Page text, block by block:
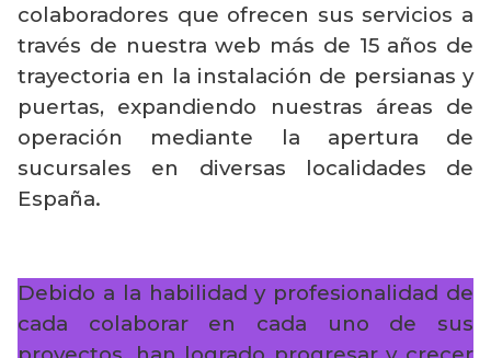
colaboradores que ofrecen sus servicios a
través de nuestra web más de 15 años de
trayectoria en la instalación de persianas y
puertas, expandiendo nuestras áreas de
operación mediante la apertura de
sucursales en diversas localidades de
España.
Debido a la habilidad y profesionalidad de
cada colaborar en cada uno de sus